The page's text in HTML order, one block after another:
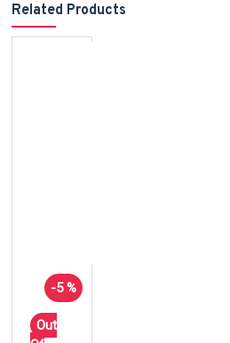
Related Products
-5 %
Out